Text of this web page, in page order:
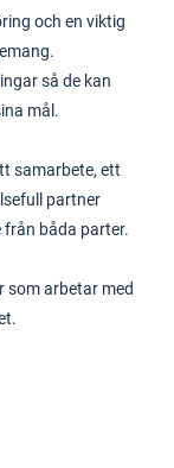
och en viktig
så de kan
mål.
samarbete, ett
partner
från båda parter.
arbetar med